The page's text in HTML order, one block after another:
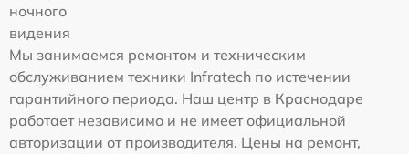
ночного
видения
Мы занимаемся ремонтом и техническим
обслуживанием техники Infratech по истечении
гарантийного периода. Наш центр в Краснодаре
работает независимо и не имеет официальной
авторизации от производителя. Цены на ремонт,